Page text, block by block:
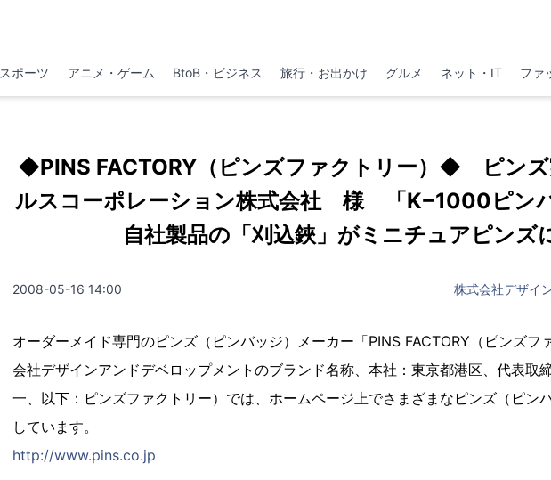
スポーツ アニメ・ゲーム BtoB・ビジネス 旅行・お出かけ グルメ ネット・IT ファ
◆PINS FACTORY（ピンズファクトリー）◆ ピンズ
ルスコーポレーション株式会社 様 「K−1000ピ
自社製品の「刈込鋏」がミニチュアピンズ
2008-05-16 14:00 株式会社デザイ
オーダーメイド専門のピンズ（ピンバッジ）メーカー「PINS FACTORY（ピンズフ
会社デザインアンドデベロップメントのブランド名称、本社：東京都港区、代表取
一、以下：ピンズファクトリー）では、ホームページ上でさまざまなピンズ（ピン
しています。
http://www.pins.co.jp